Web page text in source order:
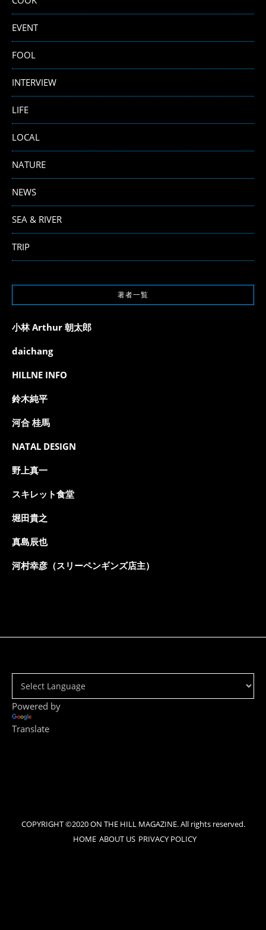
EVENT
FOOL
INTERVIEW
LIFE
LOCAL
NATURE
NEWS
SEA & RIVER
TRIP
著者一覧
小林 Arthur 朝太郎
daichang
HILLNE INFO
鈴木純平
河合 桂馬
NATAL DESIGN
野上真一
スキレット食堂
堀田貴之
真島辰也
河村幸彦（スリーペンギンズ店主）
Powered by
Translate
COPYRIGHT ©2020 ON THE HILL MAGAZINE. All rights reserved.
HOME ABOUT US PRIVACY POLICY